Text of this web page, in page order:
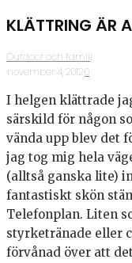
KLÄTTRING ÄR
Outdoor och familj
·november 4, 2012·0
I helgen klättrade
särskild för någon
vända upp blev det
jag tog mig hela
(alltså ganska lite)
fantastiskt skön
Telefonplan. Liten
styrketränade eller
förvånad över att